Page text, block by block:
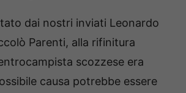
dai nostri inviati Leonardo
Parenti, alla rifinitura
scozzese era
causa potrebbe essere